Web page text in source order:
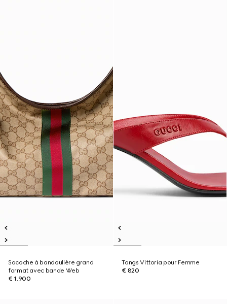
Sacoche à bandoulière grand
format avec bande Web
€ 1.900
Tongs Vittoria pour Femme
€ 820